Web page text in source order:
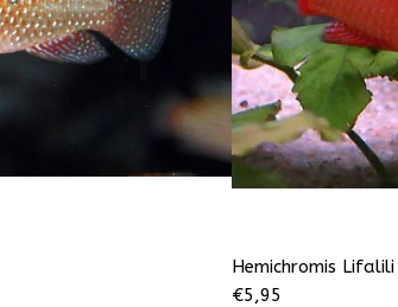
Hemichromis Lifalili
€5,95